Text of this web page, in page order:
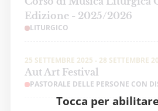
Tocca per
Edizione - 2025/2026
LITURGICO
25 SETTEMBRE 2025 - 28 SETTEMBRE
Aut Art Festival
PASTORALE DELLE PERSONE CON